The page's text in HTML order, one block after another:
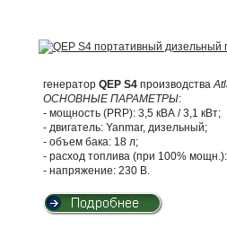
генератор QEP S4 производства
ОСНОВНЫЕ ПАРАМЕТРЫ:
- мощность (PRP): 3,5 кВА / 3,1 кВт;
- двигатель: Yanmar, дизельный;
- объем бака: 18 л;
- расход топлива (при 100%
- напряжение: 230 В.